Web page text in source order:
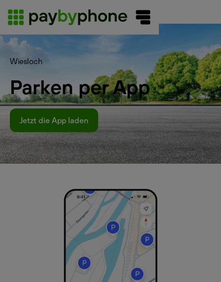
Wiesloch
Parken per App
Jetzt die App laden